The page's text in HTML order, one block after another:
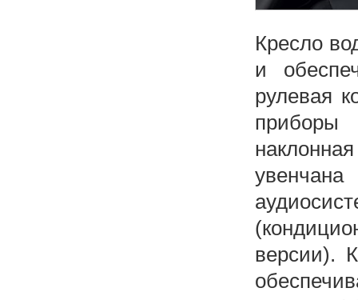
Кресло
и
рулевая
приборы
версии).